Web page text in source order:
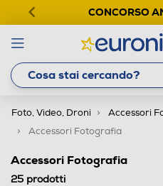
CONCORSO
Foto, Video, Droni
Accessori
Accessori Fotografia
Accessori Fotografia
25 prodotti